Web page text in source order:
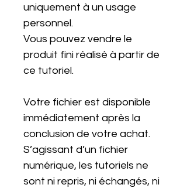
uniquement à un usage
personnel.
Vous pouvez vendre le
produit fini réalisé à partir de
ce tutoriel.
Votre fichier est disponible
immédiatement après la
conclusion de votre achat.
S’agissant d’un fichier
numérique, les tutoriels ne
sont ni repris, ni échangés, ni